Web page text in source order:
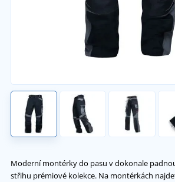
Moderní montérky do pasu v dokonale
střihu prémiové kolekce. Na montérkách